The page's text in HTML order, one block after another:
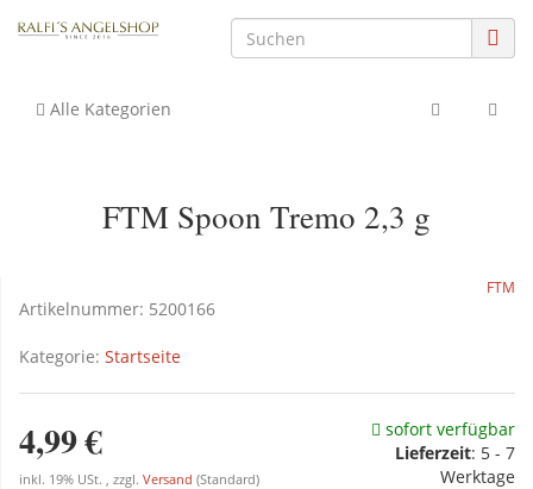
Alle Kategorien
FTM Spoon Tremo 2,3 g
FTM
Artikelnummer: 5200166
Kategorie: Startseite
4,99 €
inkl. 19% USt. , zzgl. Versand (Standard)
sofort verfügbar
Lieferzeit: 5 - 7
Werktage